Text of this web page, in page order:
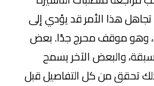
تجاهل هذا الأمر قد يؤدي إلى
وهو موقف محرج جدًا. بعض
والبعض الآخر يسمح
تحقق من كل التفاصيل قبل